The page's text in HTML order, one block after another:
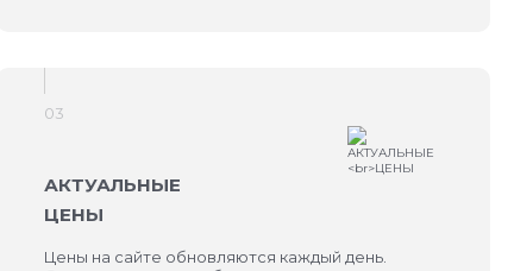
03
АКТУАЛЬНЫЕ
ЦЕНЫ
Цены на сайте обновляются каждый день.